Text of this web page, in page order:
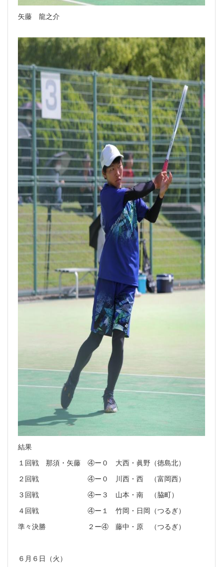
矢藤 龍之介
結果
１回戦 那須・矢藤 ④ー０ 大西・眞野（徳島北）
２回戦 ④ー０ 川西・西 （富岡西）
３回戦 ④ー３ 山本・南 （脇町）
４回戦 ④ー１ 竹岡・日岡（つるぎ）
準々決勝 ２ー④ 藤中・原 （つるぎ）
６月６日（火）